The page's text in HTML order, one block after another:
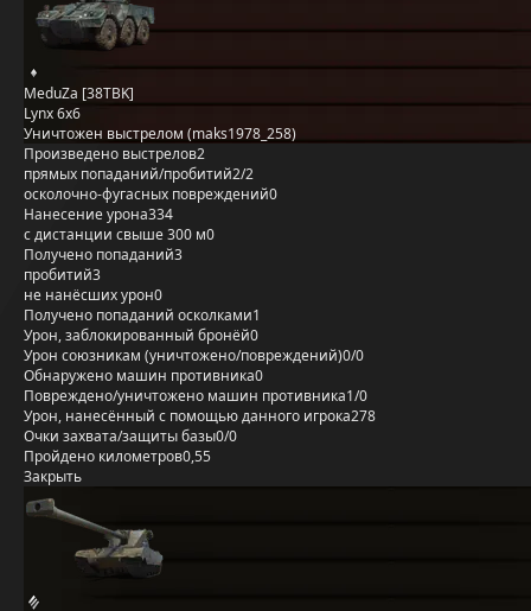
MeduZa [38TBK]
Lynx 6x6
Уничтожен выстрелом (maks1978_258)
Произведено выстрелов2
прямых попаданий/пробитий2/2
осколочно-фугасных повреждений0
Нанесение урона334
с дистанции свыше 300 м0
Получено попаданий3
пробитий3
не нанёсших урон0
Получено попаданий осколками1
Урон, заблокированный бронёй0
Урон союзникам (уничтожено/повреждений)0/0
Обнаружено машин противника0
Повреждено/уничтожено машин противника1/0
Урон, нанесённый с помощью данного игрока278
Очки захвата/защиты базы0/0
Пройдено километров0,55
Закрыть